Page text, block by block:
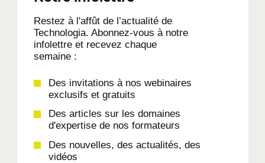
Restez à l'affût de l’actualité de
Technologia. Abonnez-vous à notre
infolettre et recevez chaque
semaine :
Des invitations à nos webinaires
exclusifs et gratuits
Des articles sur les domaines
d'expertise de nos formateurs
Des nouvelles, des actualités, des
vidéos